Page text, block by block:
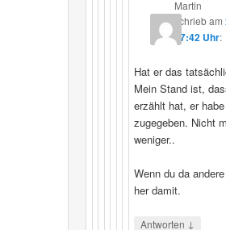
Martin
schriebam
07:42 Uhr:
Hat er das
Mein Stand ist,
erzählt hat, er
zugegeben. Nicht
weniger..
Wenn du da
her damit.
Antworten ↓